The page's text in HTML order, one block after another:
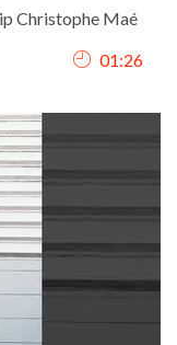
Christophe Maé
01:26